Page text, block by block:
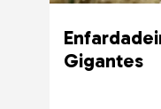
Gigantes